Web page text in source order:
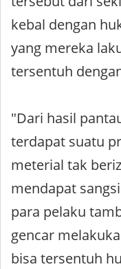
kebal dengan
yang mereka
tersentuh
"Dari hasil
terdapat suatu
meterial tak
mendapat
para pelaku
gencar
bisa tersentuh